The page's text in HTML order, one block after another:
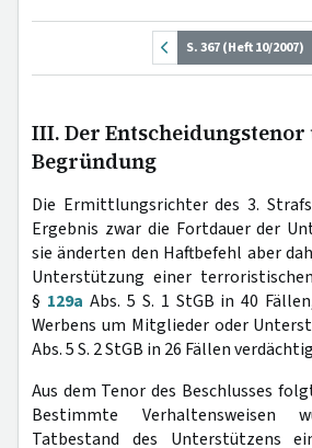
S. 367 (Heft 10/2007)
III. Der Entscheidungstenor
Begründung
Die Ermittlungsrichter des 3.
Ergebnis zwar die Fortdauer der
sie änderten den Haftbefehl aber
Unterstützung einer
§ 129a Abs. 5 S. 1 StGB in 40
Werbens um Mitglieder oder
Abs. 5 S. 2 StGB in 26 Fällen
Aus dem Tenor des Beschlusses
Bestimmte Verhaltensweisen
Tatbestand des Unterstützens